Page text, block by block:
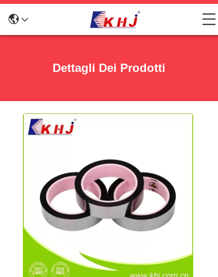
Dettagli Dei Prodotti